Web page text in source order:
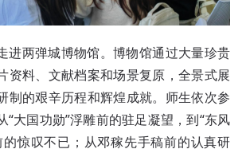
进两弹城博物馆。博物馆通过大量珍贵
资料、文献档案和场景复原，全景式展
制的艰辛历程和辉煌成就。师生依次参
“大国功勋”浮雕前的驻足凝望，到“东风
的惊叹不已；从邓稼先手稿前的认真研